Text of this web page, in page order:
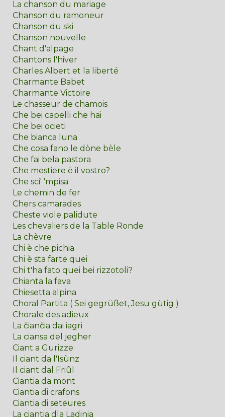
La chanson du mariage
Chanson du ramoneur
Chanson du ski
Chanson nouvelle
Chant d'alpage
Chantons l'hiver
Charles Albert et la liberté
Charmante Babet
Charmante Victoire
Le chasseur de chamois
Che bei capelli che hai
Che bei ocieti
Che bianca luna
Che cosa fano le dòne bèle
Che fai bela pastora
Che mestiere è il vostro?
Che sci' 'mpisa
Le chemin de fer
Chers camarades
Cheste viole palidute
Les chevaliers de la Table Ronde
La chèvre
Chi è che pichia
Chi è sta farte quei
Chi t'ha fato quei bei rizzotoli?
Chianta la fava
Chiesetta alpina
Choral Partita ( Sei gegrüßet, Jesu gütig )
Chorale des adieux
La čiančia dai iagri
La ciansa del jegher
Ciant a Gurizze
Il ciant da l'Isùnz
Il ciant dal Friûl
Ciantia da mont
Ciantia di crafons
Ciantia di setëures
La ciantia dla Ladinia